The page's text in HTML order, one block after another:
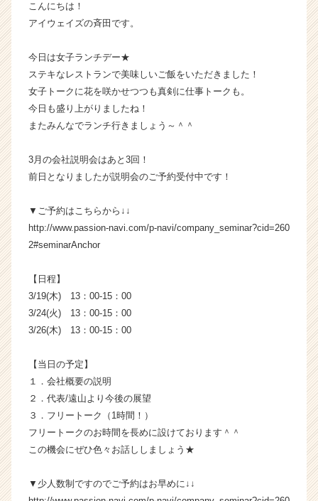
ら
カ
ウ
ト
が
届
活
サ
ト
チ
ア
（C
h
a
r
e
e
こんにちは！
アイウェイズの斉田です。
今日は女子ランチデー★
ステキなレストランで美味しいご飯をいただきました！
女子トークに花を咲かせつつも真剣に仕事トークも。
今日も盛り上がりましたね！
またみんなでランチ行きましょう～＾＾
3月の会社説明会はあと3回！
前日となりましたが説明会のご予約受付中です！
▼ご予約はこちらから↓↓
http://www.passion-navi.com/p-navi/company_seminar?cid=260
2#seminarAnchor
【日程】
3/19(木) 13：00-15：00
3/24(火) 13：00-15：00
3/26(木) 13：00-15：00
【当日の予定】
１．会社概要の説明
２．代表/遠山より今後の展望
３．フリートーク（1時間！）
フリートークのお時間を長めに設けております＾＾
この機会にぜひ色々お話ししましょう★
▼少人数制ですのでご予約はお早めに↓↓